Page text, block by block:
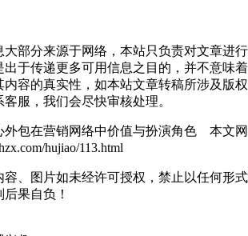
大部分来源于网络，本站只负责对文章进行
出于传递更多可用信息之目的，并不意味着
容的真实性，如本站文章转稿所涉及版权
服，我们会尽快审核处理。
外包在营销网络中价值与扮演角色 本文网
hujiao/113.html
容、图片如未经许可授权，禁止以任何形式
果自负！